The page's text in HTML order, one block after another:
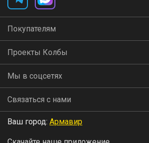
Покупателям
Проекты Колбы
Мы в соцсетях
Связаться с нами
Ваш город: Армавир